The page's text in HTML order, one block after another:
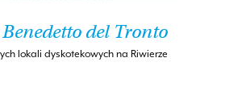
del Tronto
lokali dyskotekowych na Riwierze